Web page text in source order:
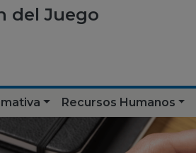
del Juego
Recursos Humanos